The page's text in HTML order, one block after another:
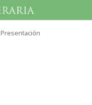
Presentación